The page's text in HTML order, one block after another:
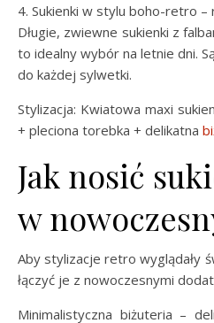
4. Sukienki w stylu boho-retro
Długie, zwiewne sukienki z
to idealny wybór na letnie dni.
do każdej sylwetki.
Stylizacja: Kwiatowa maxi
+ pleciona torebka + delikatna
Jak nosić
w
Aby stylizacje retro wyglądały
łączyć je z nowoczesnymi
Minimalistyczna biżuteria –